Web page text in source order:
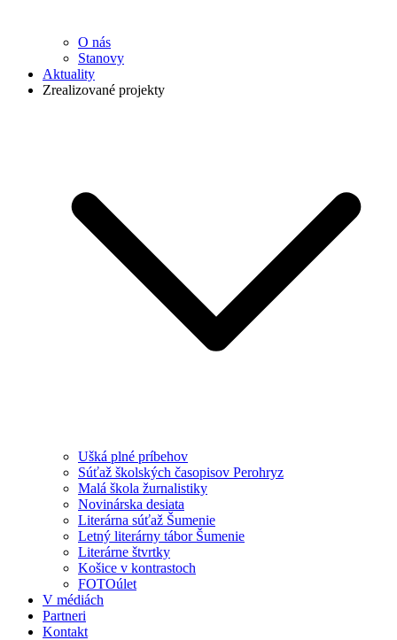
O nás
Stanovy
Aktuality
Zrealizované projekty
Ušká plné príbehov
Súťaž školských časopisov Perohryz
Malá škola žurnalistiky
Novinárska desiata
Literárna súťaž Šumenie
Letný literárny tábor Šumenie
Literárne štvrtky
Košice v kontrastoch
FOTOúlet
V médiách
Partneri
Kontakt